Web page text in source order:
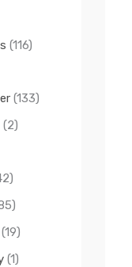
(116)
(133)
(2)
(19)
(1)